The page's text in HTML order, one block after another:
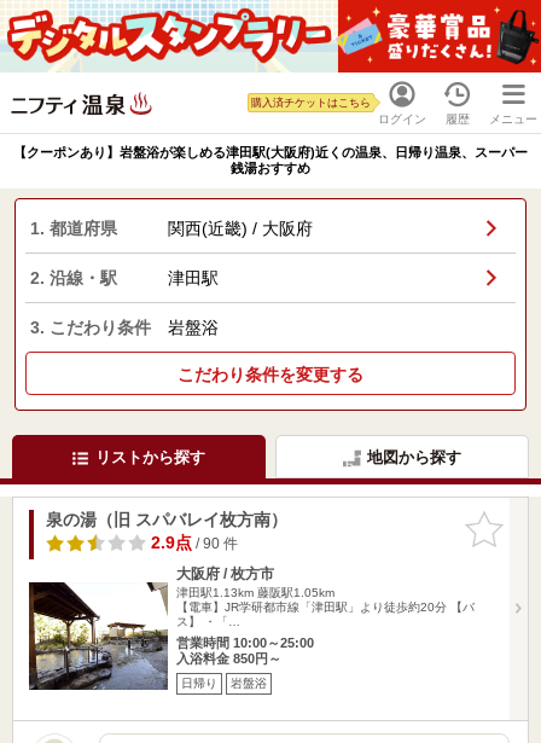
ログイン
購入済チケットはこちら
履歴 メニュー
【クーポンあり】岩盤浴が楽しめる津田駅(大阪府)近くの温泉、日帰り温泉、スーパー
銭湯おすすめ
1. 都道府県 関西(近畿) / 大阪府
2. 沿線・駅 津田駅
3. こだわり条件 岩盤浴
こだわり条件を変更する
リストから探す 地図から探す
お気に入
りに追加
泉の湯（旧 スパバレイ枚方南）
2.9点/ 90 件
大阪府 / 枚方市
津田駅1.13km 藤阪駅1.05km
【電車】JR学研都市線「津田駅」より徒歩約20分 【バ
ス】 ・「…
営業時間 10:00～25:00
入浴料金 850円～
日帰り 岩盤浴